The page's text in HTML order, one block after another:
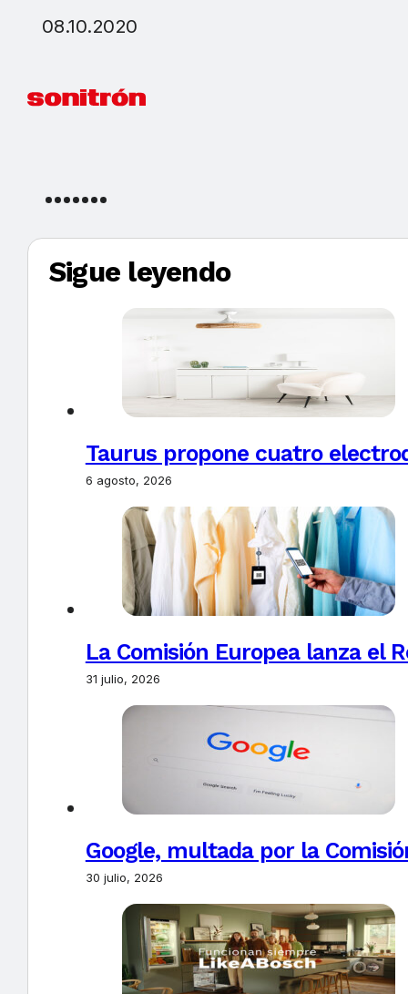
08.10.2020
Sigue leyendo
Taurus propone cuatro
6 agosto, 2026
La Comisión Europea lanza el
31 julio, 2026
Google, multada por la
30 julio, 2026